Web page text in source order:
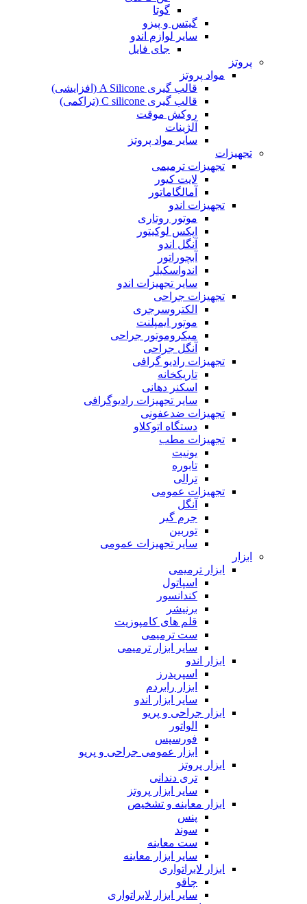
گوتا
گیتس و پیزو
سایر لوازم اندو
جای فایل
پروتز
مواد پروتز
قالب گیری A Silicone (افزایشی)
قالب گیری C silicone (تراکمی)
روکش موقت
آلژینات
سایر مواد پروتز
تجهیزات
تجهیزات ترمیمی
لایت کیور
آمالگاماتور
تجهیزات اندو
موتور روتاری
اپکس لوکیتور
آنگل اندو
آبچوراتور
اندواسکیلر
سایر تجهیزات اندو
تجهیزات جراحی
الکتروسرجری
موتور ایمپلنت
میکروموتور جراحی
آنگل جراحی
تجهیزات رادیو گرافی
تاریکخانه
اسکنر دهانی
سایر تجهیزات رادیوگرافی
تجهیزات ضدعفونی
دستگاه اتوکلاو
تجهیزات مطب
یونیت
تابوره
ترالی
تجهیزات عمومی
آنگل
جرم گیر
توربین
سایر تجهیزات عمومی
ابزار
ابزار ترمیمی
اسپاتول
کندانسور
برنیشر
قلم های کامپوزیت
ست ترمیمی
سایر ابزار ترمیمی
ابزار اندو
اسپریدرز
ابزار رابردم
سایر ابزار اندو
ابزار جراحی و پریو
الواتور
فورسپس
ابزار عمومی جراحی و پریو
ابزار پروتز
تری دندانی
سایر ابزار پروتز
ابزار معاینه و تشخیص
پنس
سوند
ست معاینه
سایر ابزار معاینه
ابزار لابراتواری
چاقو
سایر ابزار لابراتواری